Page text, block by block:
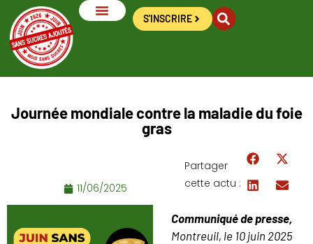
S'INSCRIRE
Journée mondiale contre la maladie du foie
gras
11/06/2025
Partager
cette actu :
Communiqué de presse,
Montreuil, le 10 juin 2025